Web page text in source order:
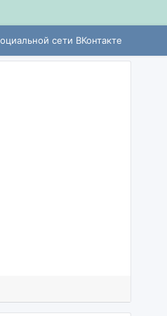
сети ВКонтакте